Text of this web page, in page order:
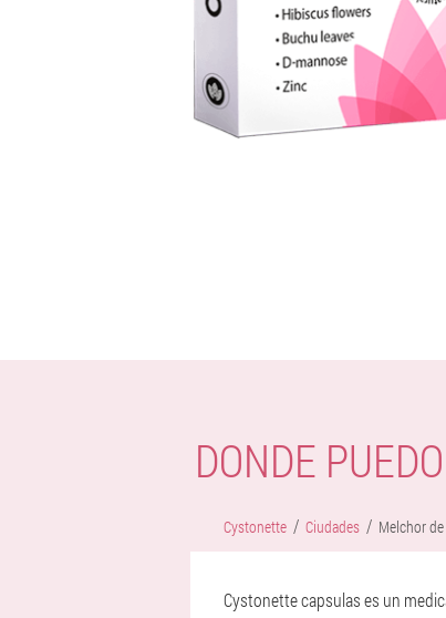
DONDE
Cystonette Ciudades Melchor
Cystonette capsulas es un